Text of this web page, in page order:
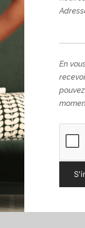
En
en PU.
et imaginées